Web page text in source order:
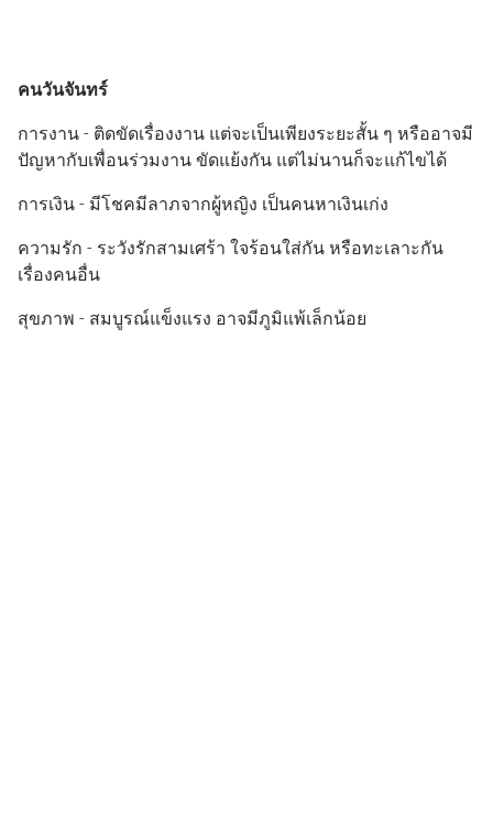
คนวันจันทร์
การงาน - ติดขัดเรื่องงาน แต่จะเป็นเพียงระยะสั้น ๆ หรืออาจมี
ปัญหากับเพื่อนร่วมงาน ขัดแย้งกัน แต่ไม่นานก็จะแก้ไขได้
การเงิน - มีโชคมีลาภจากผู้หญิง เป็นคนหาเงินเก่ง
ความรัก - ระวังรักสามเศร้า ใจร้อนใส่กัน หรือทะเลาะกัน
เรื่องคนอื่น
สุขภาพ - สมบูรณ์แข็งแรง อาจมีภูมิแพ้เล็กน้อย